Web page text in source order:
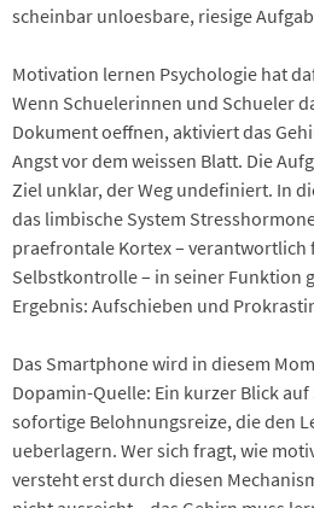
scheinbar unloesbare, riesige
Motivation lernen Psychologie hat
Wenn Schuelerinnen und Schueler
Dokument oeffnen, aktiviert das
Angst vor dem weissen Blatt. Die
Ziel unklar, der Weg undefiniert. In
das limbische System
praefrontale Kortex – verantwortlich
Selbstkontrolle – in seiner Funktion
Ergebnis: Aufschieben und
Das Smartphone wird in diesem
Dopamin-Quelle: Ein kurzer Blick
sofortige Belohnungsreize, die den
ueberlagern. Wer sich fragt, wie
versteht erst durch diesen